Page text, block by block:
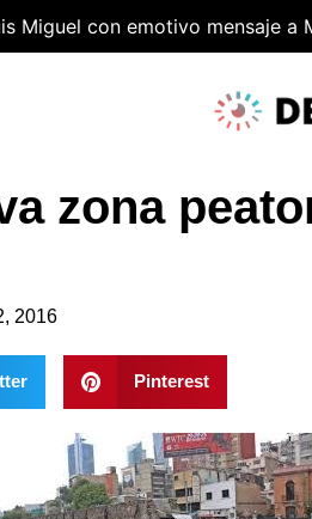
Miguel con emotivo mensaje a
zona
2016
Pinterest